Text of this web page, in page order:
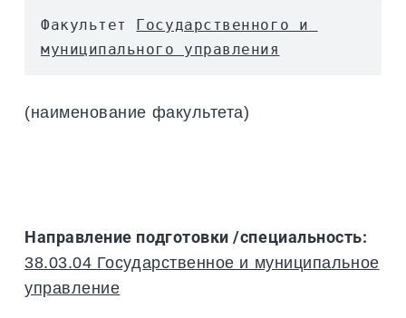
Факультет
Государственного и
муниципального управления
(наименование факультета)
Направление подготовки /специальность:
38.03.04 Государственное и муниципальное
управление